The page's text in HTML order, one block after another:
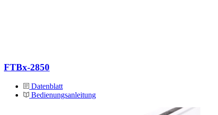
FTBx-2850
Datenblatt
Bedienungsanleitung